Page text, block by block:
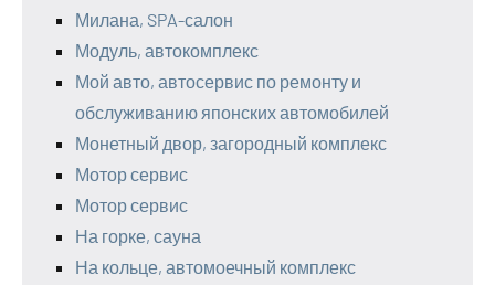
Милана, SPA-салон
Модуль, автокомплекс
Мой авто, автосервис по ремонту и
обслуживанию японских автомобилей
Монетный двор, загородный комплекс
Мотор сервис
Мотор сервис
На горке, сауна
На кольце, автомоечный комплекс